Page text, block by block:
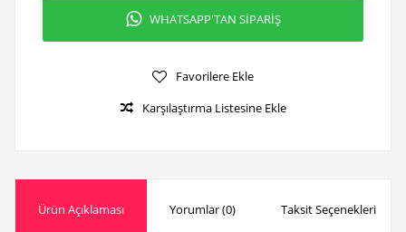
WHATSAPP'TAN SİPARİŞ
Favorilere Ekle
Karşılaştırma Listesine Ekle
Ürün Açıklaması Yorumlar (0) Taksit Seçenekleri